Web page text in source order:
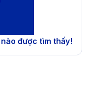
được tìm thấy!